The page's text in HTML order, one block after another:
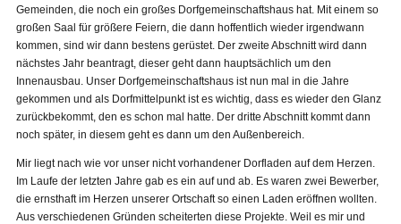
Gemeinden, die noch ein großes Dorfgemeinschaftshaus hat. Mit einem so
großen Saal für größere Feiern, die dann hoffentlich wieder irgendwann
kommen, sind wir dann bestens gerüstet. Der zweite Abschnitt wird dann
nächstes Jahr beantragt, dieser geht dann hauptsächlich um den
Innenausbau. Unser Dorfgemeinschaftshaus ist nun mal in die Jahre
gekommen und als Dorfmittelpunkt ist es wichtig, dass es wieder den Glanz
zurückbekommt, den es schon mal hatte. Der dritte Abschnitt kommt dann
noch später, in diesem geht es dann um den Außenbereich.
Mir liegt nach wie vor unser nicht vorhandener Dorfladen auf dem Herzen.
Im Laufe der letzten Jahre gab es ein auf und ab. Es waren zwei Bewerber,
die ernsthaft im Herzen unserer Ortschaft so einen Laden eröffnen wollten.
Aus verschiedenen Gründen scheiterten diese Projekte. Weil es mir und